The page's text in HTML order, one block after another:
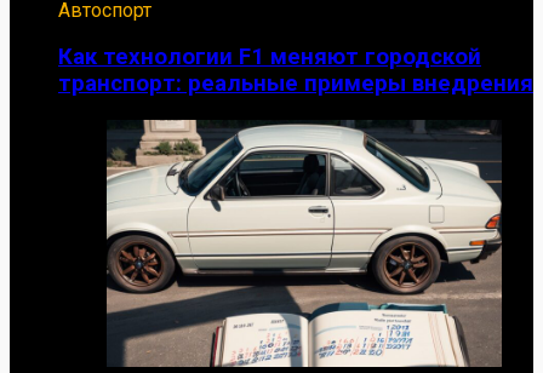
Автоспорт
Как технологии F1 меняют городской
транспорт: реальные примеры внедрения